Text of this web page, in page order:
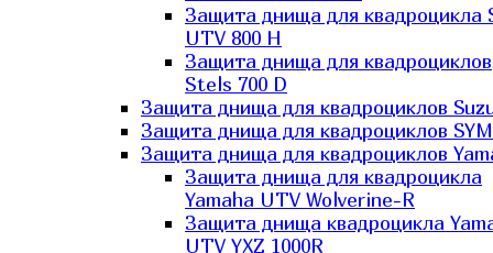
Защита днища для квадроцикла
UTV 800 H
Защита днища для квадроциклов
Stels 700 D
Защита днища для квадроциклов
Защита днища для квадроциклов SYM
Защита днища для квадроциклов
Защита днища для квадроцикла
Yamaha UTV Wolverine-R
Защита днища квадроцикла
UTV YXZ 1000R